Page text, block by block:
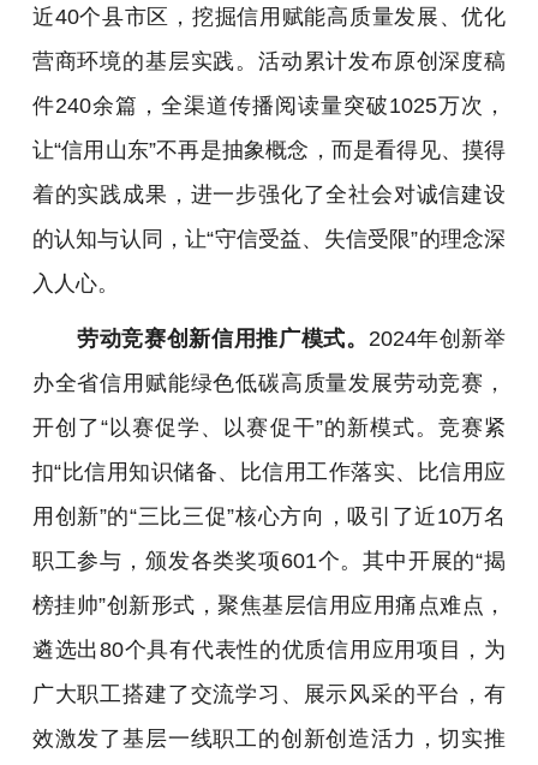
近40个县市区，挖掘信用赋能高质量发展、优化
营商环境的基层实践。活动累计发布原创深度稿
件240余篇，全渠道传播阅读量突破1025万次，
让“信用山东”不再是抽象概念，而是看得见、摸得
着的实践成果，进一步强化了全社会对诚信建设
的认知与认同，让“守信受益、失信受限”的理念深
入人心。
劳动竞赛创新信用推广模式。 2024年创新举
办全省信用赋能绿色低碳高质量发展劳动竞赛，
开创了“以赛促学、以赛促干”的新模式。竞赛紧
扣“比信用知识储备、比信用工作落实、比信用应
用创新”的“三比三促”核心方向，吸引了近10万名
职工参与，颁发各类奖项601个。其中开展的“揭
榜挂帅”创新形式，聚焦基层信用应用痛点难点，
遴选出80个具有代表性的优质信用应用项目，为
广大职工搭建了交流学习、展示风采的平台，有
效激发了基层一线职工的创新创造活力，切实推